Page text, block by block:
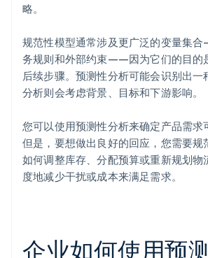
略。
规范性模型通常涉及更广泛的变量集
务规则和外部约束——因为它们的目的
后续步骤。预测性分析可能会识别出一
分析则会考虑背景、目标和下游影响。
您可以使用预测性分析来确定产品需求
但是，要想做出良好的回应，您需要规
如何调整库存、分配预算或重新规划物
度地减少干扰或成本来满足需求。
企业如何使用预